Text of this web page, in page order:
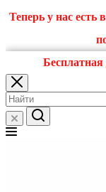
Теперь у нас есть
Бесплатная